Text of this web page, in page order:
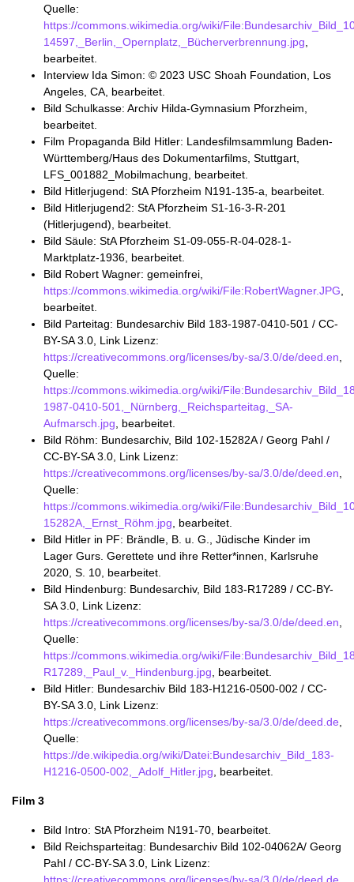
Quelle:
https://commons.wikimedia.org/wiki/
14597,_Berlin,_Opernplatz,_Bücherverbrennung.jpg
bearbeitet.
Interview Ida Simon: © 2023 USC Shoah Foundation, Los
Angeles, CA, bearbeitet.
Bild Schulkasse: Archiv Hilda-Gymnasium Pforzheim,
bearbeitet.
Film Propaganda Bild Hitler: Landesfilmsammlung Baden-
Württemberg/Haus des Dokumentarfilms, Stuttgart,
LFS_001882_Mobilmachung, bearbeitet.
Bild Hitlerjugend: StA Pforzheim N191-135-a, bearbeitet.
Bild Hitlerjugend2: StA Pforzheim S1-16-3-R-201
(Hitlerjugend), bearbeitet.
Bild Säule: StA Pforzheim S1-09-055-R-04-028-1-
Marktplatz-1936, bearbeitet.
Bild Robert Wagner: gemeinfrei,
https://commons.wikimedia.org/wiki/File:RobertWagner.JPG
bearbeitet.
Bild Parteitag: Bundesarchiv Bild 183-1987-0410-501 / CC-
BY-SA 3.0, Link Lizenz:
https://creativecommons.org/licenses/by-sa/3.0/de/deed.en
Quelle:
https://commons.wikimedia.org/wiki/
1987-0410-501,_Nürnberg,_Reichsparteitag,_SA-
Aufmarsch.jpg , bearbeitet.
Bild Röhm: Bundesarchiv, Bild 102-15282A / Georg Pahl /
CC-BY-SA 3.0, Link Lizenz:
https://creativecommons.org/licenses/by-sa/3.0/de/deed.en
Quelle:
https://commons.wikimedia.org/wiki/
15282A,_Ernst_Röhm.jpg , bearbeitet.
Bild Hitler in PF: Brändle, B. u. G., Jüdische Kinder im
Lager Gurs. Gerettete und ihre Retter*innen, Karlsruhe
2020, S. 10, bearbeitet.
Bild Hindenburg: Bundesarchiv, Bild 183-R17289 / CC-BY-
SA 3.0, Link Lizenz:
https://creativecommons.org/licenses/by-sa/3.0/de/deed.en
Quelle:
https://commons.wikimedia.org/wiki/
R17289,_Paul_v._Hindenburg.jpg , bearbeitet.
Bild Hitler: Bundesarchiv Bild 183-H1216-0500-002 / CC-
BY-SA 3.0, Link Lizenz:
https://creativecommons.org/licenses/by-sa/3.0/de/deed.de
Quelle:
https://de.wikipedia.org/wiki/Datei:Bundesarchiv_Bild_183-
H1216-0500-002,_Adolf_Hitler.jpg , bearbeitet.
Film 3
Bild Intro: StA Pforzheim N191-70, bearbeitet.
Bild Reichsparteitag: Bundesarchiv Bild 102-04062A/ Georg
Pahl / CC-BY-SA 3.0, Link Lizenz: